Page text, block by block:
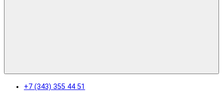
+7 (343) 355 44 51